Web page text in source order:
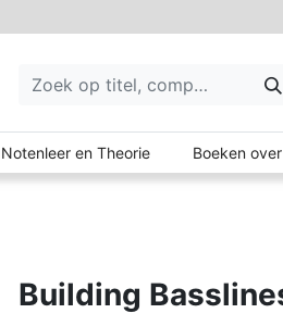
Notenleer en Theorie Boeken
Building